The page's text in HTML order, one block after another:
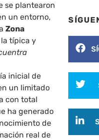
se plantearon
un entorno,
Zona
típica y
inicial de
un limitado
con total
ha generado
de
real de